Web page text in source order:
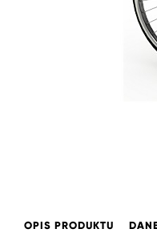
OPIS PRODUKTU